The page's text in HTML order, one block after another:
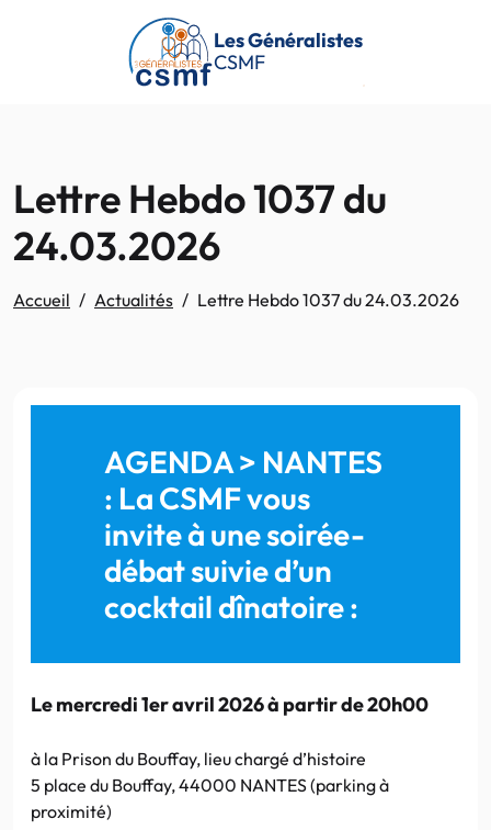
Passer au contenu principal
Les Généralistes
CSMF
Lettre Hebdo 1037 du
24.03.2026
Accueil Actualités Lettre Hebdo 1037 du 24.03.2026
AGENDA > NANTES
: La CSMF vous
invite à une soirée-
débat suivie d’un
cocktail dînatoire :
Le mercredi 1er avril 2026 à partir de 20h00
à la Prison du Bouffay, lieu chargé d’histoire
5 place du Bouffay, 44000 NANTES (parking à
proximité)